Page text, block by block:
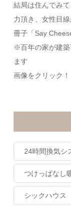
結局は住んでみ
力頂き、女性目
冊子「Say
※百年の家が建築
ます
画像をクリック！
24時間換気シ
つけっぱなし
シックハウス